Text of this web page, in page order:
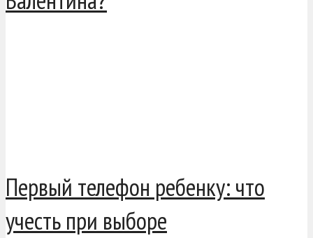
Первый телефон ребенку: что
учесть при выборе